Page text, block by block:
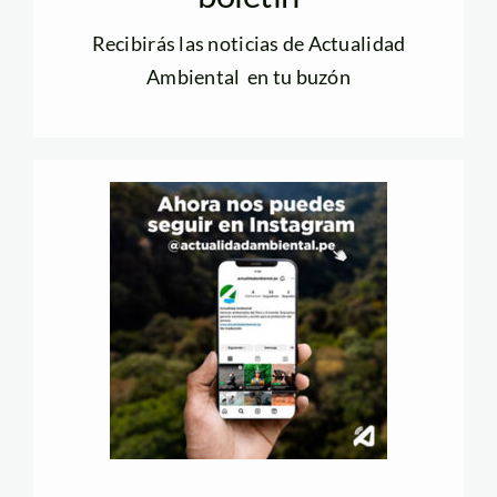
Recibirás las noticias de Actualidad
Ambiental en tu buzón